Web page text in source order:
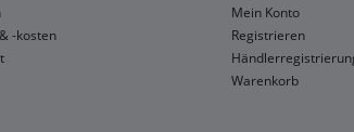
-kosten
Mein Konto
Registrieren
Warenkorb